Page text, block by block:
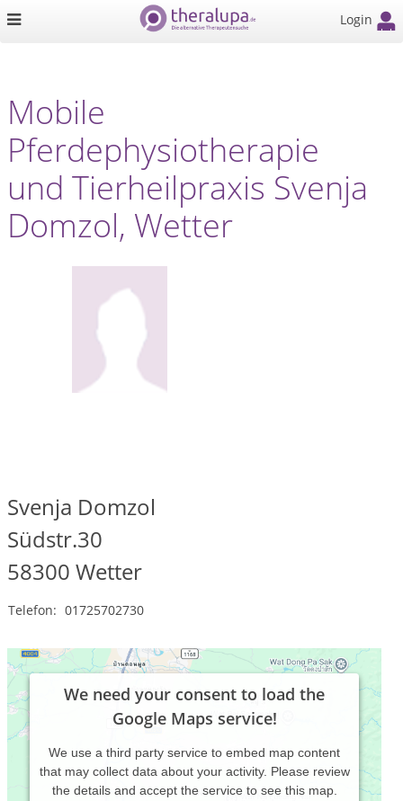
Login
Mobile
Pferdephysiotherapie
und Tierheilpraxis Svenja
Domzol, Wetter
Svenja Domzol
Südstr.30
58300 Wetter
Telefon: 01725702730
We need your consent to load the
Google Maps service!
We use a third party service to embed map content
that may collect data about your activity. Please review
the details and accept the service to see this map.